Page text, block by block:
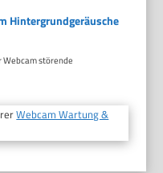
Hintergrundgeräusche
Webcam störende
Webcam Wartung &